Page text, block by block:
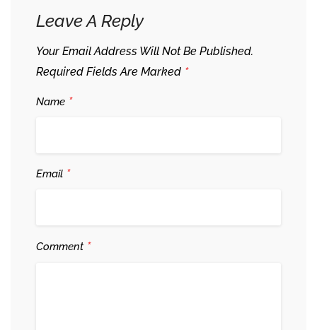
Leave A Reply
Your Email Address Will Not Be Published.
Required Fields Are Marked *
Name *
Email *
Comment *